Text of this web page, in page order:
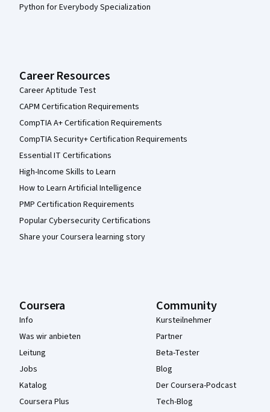
Python for Everybody Specialization
Career Resources
Career Aptitude Test
CAPM Certification Requirements
CompTIA A+ Certification Requirements
CompTIA Security+ Certification Requirements
Essential IT Certifications
High-Income Skills to Learn
How to Learn Artificial Intelligence
PMP Certification Requirements
Popular Cybersecurity Certifications
Share your Coursera learning story
Coursera
Info
Was wir anbieten
Leitung
Jobs
Katalog
Coursera Plus
Community
Kursteilnehmer
Partner
Beta-Tester
Blog
Der Coursera-Podcast
Tech-Blog